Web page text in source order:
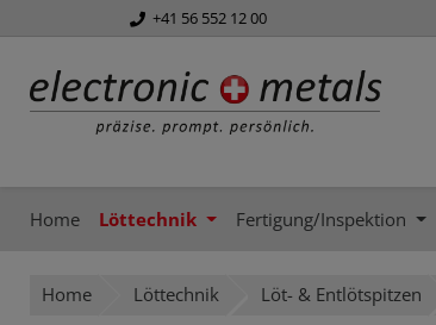
Zur Hauptnavigation springen
+41 56 552 12 00
Home Löttechnik Fertigung/Inspektion
Home Löttechnik Löt- & Entlötspitzen